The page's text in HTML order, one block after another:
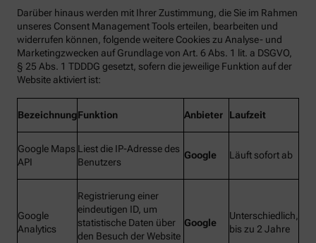
Darüber hinaus werden mit Ihrer Zustimmung, die Sie im Rahmen
unseres Consent Management Tools erteilen, bearbeiten und
widerrufen können, folgende weitere Cookies zu Analyse- und
Marketingzwecken auf Grundlage von Art. 6 Abs. 1 lit. a DSGVO,
§ 25 Abs. 1 TDDDG gesetzt, sofern die jeweilige Funktion auf der
Website aktiviert ist:
BezeichnungFunktion Anbieter Laufzeit
Google Maps
API
Liest die IP-Adresse des
Benutzers
Google Läuft sofort ab
Google
Analytics
Registrierung einer
eindeutigen ID, um
statistische Daten über
den Besuch der Website
Google
Unterschiedlich,
bis zu 2 Jahre